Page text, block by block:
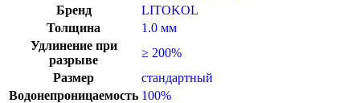
Бренд
LITOKOL
Толщина
1.0 мм
Удлинение при
разрыве
≥ 200%
Размер
стандартный
Водонепроницаемость 100%